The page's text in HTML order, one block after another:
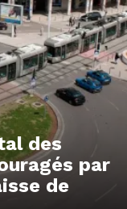
des
par
de